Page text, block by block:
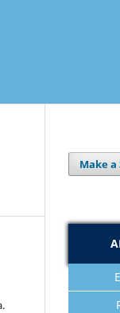
Make a